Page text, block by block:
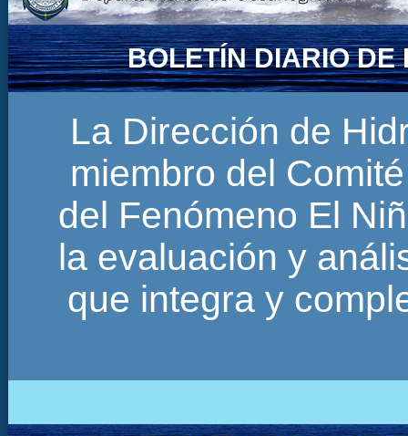
BOLETÍN DIARIO DE
La Dirección de
miembro del
del Fenómeno El
la evaluación y
que integra y